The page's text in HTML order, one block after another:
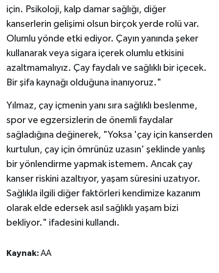
için. Psikoloji, kalp damar sağlığı, diğer
kanserlerin gelişimi olsun birçok yerde rolü var.
Olumlu yönde etki ediyor. Çayın yanında şeker
kullanarak veya sigara içerek olumlu etkisini
azaltmamalıyız. Çay faydalı ve sağlıklı bir içecek.
Bir şifa kaynağı olduğuna inanıyoruz."
Yılmaz, çay içmenin yanı sıra sağlıklı beslenme,
spor ve egzersizlerin de önemli faydalar
sağladığına değinerek, "Yoksa 'çay için kanserden
kurtulun, çay için ömrünüz uzasın' şeklinde yanlış
bir yönlendirme yapmak istemem. Ancak çay
kanser riskini azaltıyor, yaşam süresini uzatıyor.
Sağlıkla ilgili diğer faktörleri kendimize kazanım
olarak elde edersek asıl sağlıklı yaşam bizi
bekliyor." ifadesini kullandı.
Kaynak: AA